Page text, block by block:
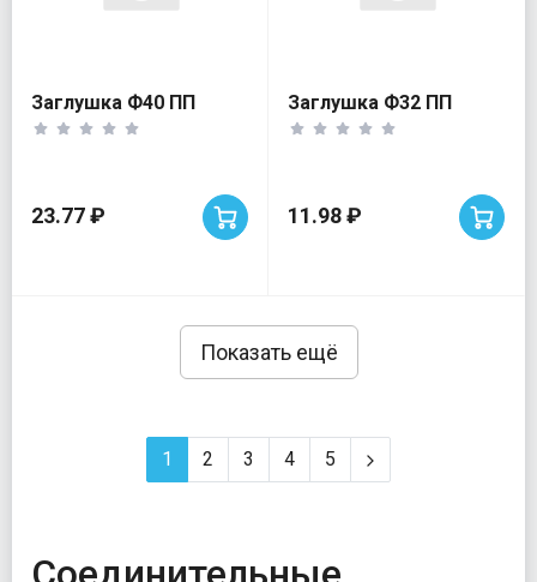
Заглушка Ф40 ПП
23.77 ₽
Заглушка Ф32 ПП
11.98 ₽
Показать ещё
1 2 3 4 5